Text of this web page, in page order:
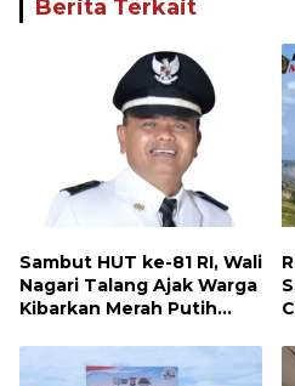
Berita Terkait
Sambut HUT ke-81 RI, Wali
Nagari Talang Ajak Warga
Kibarkan Merah Putih